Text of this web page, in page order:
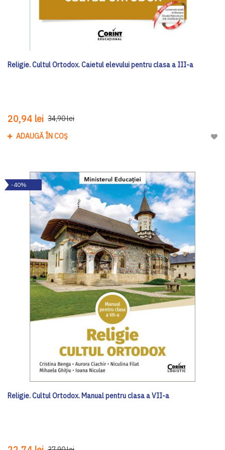
Religie. Cultul Ortodox. Caietul elevului pentru clasa a III-a
20,94 lei 34,90 lei
ADAUGĂ ÎN COȘ
-40%
Religie. Cultul Ortodox. Manual pentru clasa a VII-a